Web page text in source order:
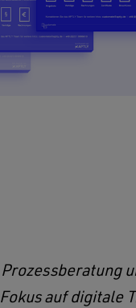
auf digitale